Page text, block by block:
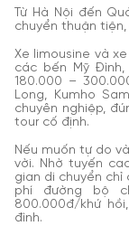
Từ Hà Nội đến
chuyển thuận
Xe limousine và
các bến Mỹ
180.000 –
Long, Kumho
chuyên nghiệp,
tour cố định.
Nếu muốn tự do
vời. Nhờ tuyến
gian di chuyển chỉ
phí đường bộ
800.000đ/khứ
đình.